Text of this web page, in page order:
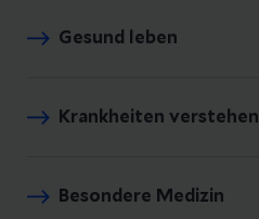
Gesund leben
Krankheiten verstehen
Besondere Medizin